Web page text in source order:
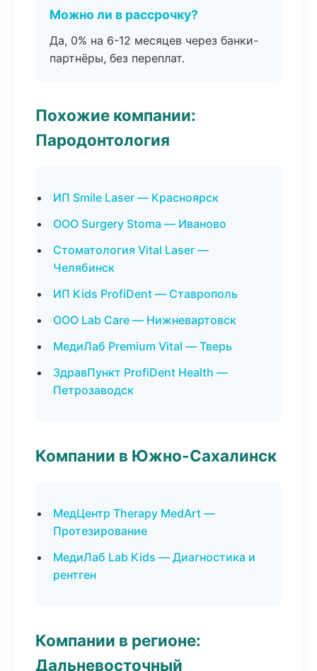
Можно ли в рассрочку?
Да, 0% на 6-12 месяцев через банки-
партнёры, без переплат.
Похожие компании:
Пародонтология
ИП Smile Laser — Красноярск
ООО Surgery Stoma — Иваново
Стоматология Vital Laser —
Челябинск
ИП Kids ProfiDent — Ставрополь
ООО Lab Care — Нижневартовск
МедиЛаб Premium Vital — Тверь
ЗдравПункт ProfiDent Health —
Петрозаводск
Компании в Южно-Сахалинск
МедЦентр Therapy MedArt —
Протезирование
МедиЛаб Lab Kids — Диагностика и
рентген
Компании в регионе:
Дальневосточный